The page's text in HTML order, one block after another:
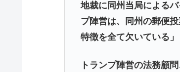
地裁に同州当局による
プ陣営は、同州の郵便
特徴を全て欠いている」
トランプ陣営の法務顧